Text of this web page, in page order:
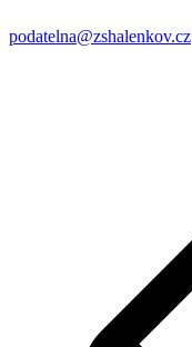
podatelna@zshalenkov.cz